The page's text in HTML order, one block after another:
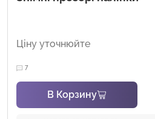
Ціну уточнюйте
7
В Корзину